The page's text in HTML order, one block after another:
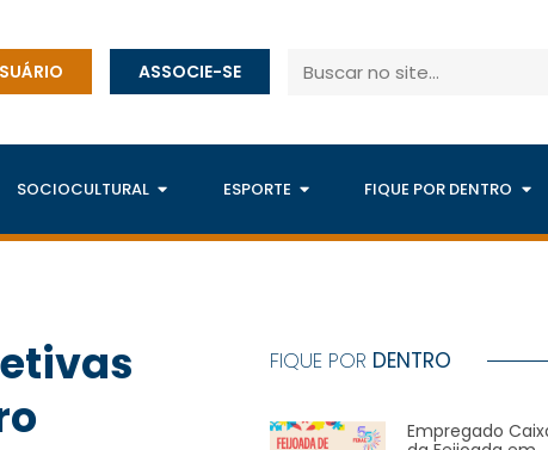
ASSOCIE-SE
SOCIOCULTURAL ESPORTE FIQUE POR DENTRO
FIQUE POR DENTRO
Empregado